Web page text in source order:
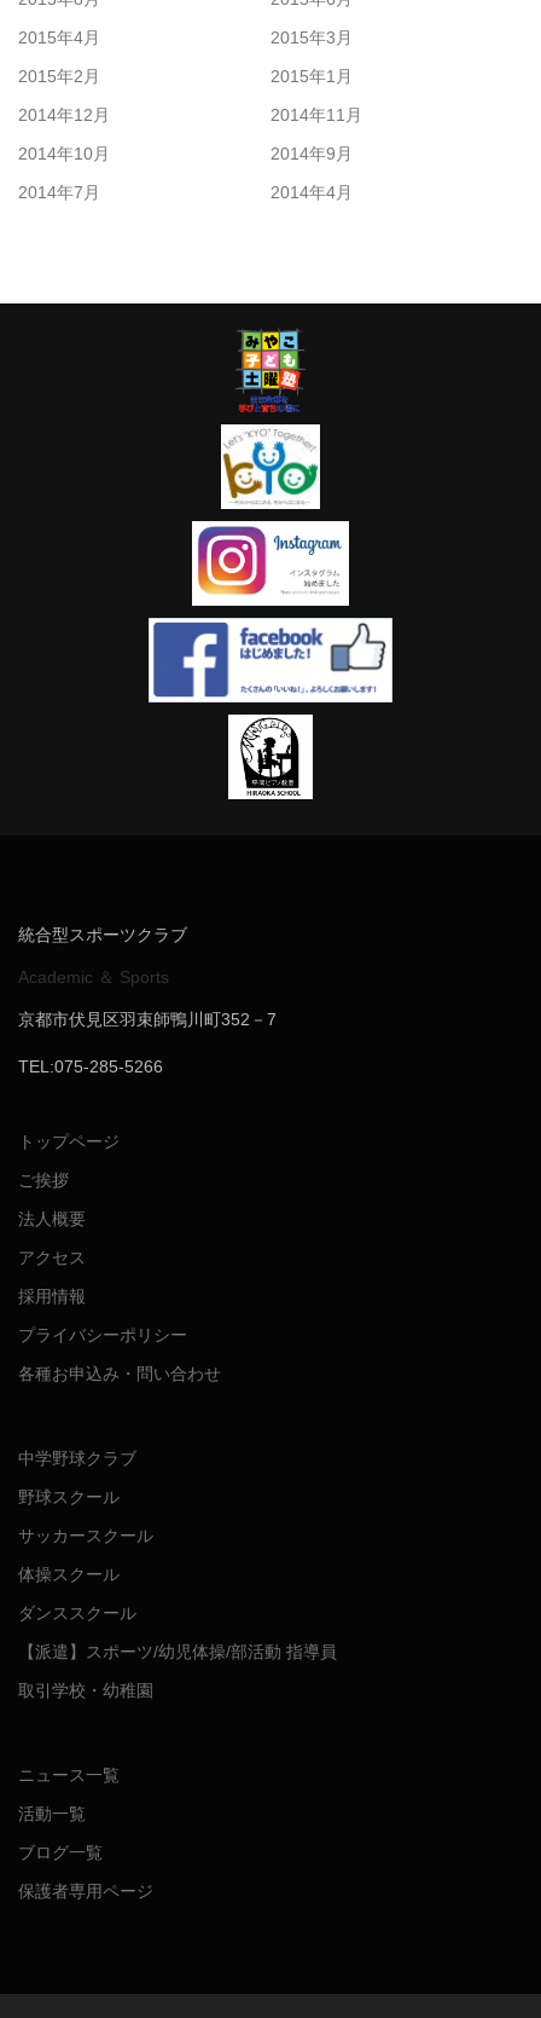
2015年4月
2015年3月
2015年2月
2015年1月
2014年12月
2014年11月
2014年10月
2014年9月
2014年7月
2014年4月
統合型スポーツクラブ
Academic ＆ Sports
京都市伏見区羽束師鴨川町352－7
TEL:075-285-5266
トップページ
ご挨拶
法人概要
アクセス
採用情報
プライバシーポリシー
各種お申込み・問い合わせ
中学野球クラブ
野球スクール
サッカースクール
体操スクール
ダンススクール
【派遣】スポーツ/幼児体操/部活動 指導員
取引学校・幼稚園
ニュース一覧
活動一覧
ブログ一覧
保護者専用ページ